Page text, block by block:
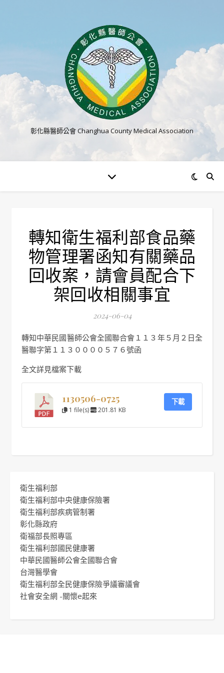
彰化縣醫師公會 Changhua County Medical Association
轉知衛生福利部食品藥
物管理署函知有關藥品
回收案，請會員配合下
架回收相關事宜
2024-06-04
轉知中華民國醫師公會全國聯合會１１３年５月２日全
醫聯字第１１３００００５７６號函
全文詳見檔案下載
1130506-0725
1 file(s) 201.81 KB
下載
衛生福利部
衛生福利部中央健康保險署
衛生福利部疾病管制署
彰化縣政府
衛福部長照專區
衛生福利部國民健康署
中華民國醫師公會全國聯合會
台灣醫學會
衛生福利部全民健康保險爭議審議會
社會安全網 -關懷e起來